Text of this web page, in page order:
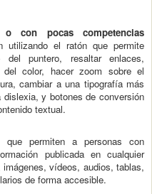
o con pocas competencias
utilizando el ratón que permite
del puntero, resaltar enlaces,
color, hacer zoom sobre el
cambiar a una tipografía más
dislexia, y botones de conversión
textual.
permiten a personas con
publicada en cualquier
vídeos, audios, tablas,
de forma accesible.